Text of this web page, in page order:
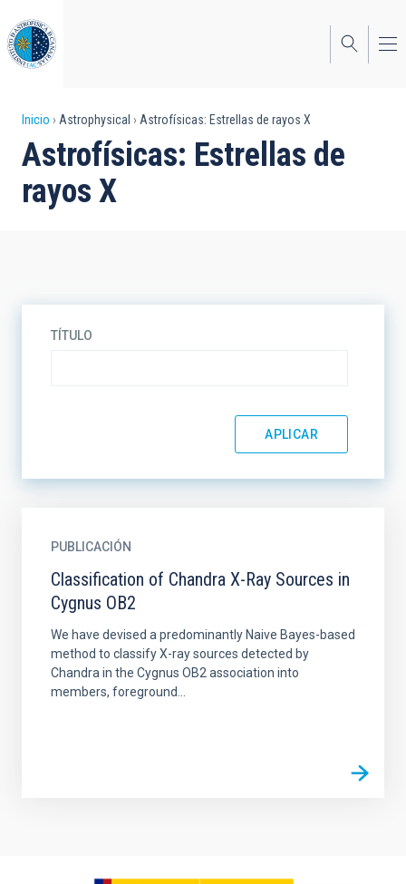
al
contenido
principal
Sobrescribir
enlaces
de
Inicio Astrophysical Astrofísicas: Estrellas de rayos X
Astrofísicas: Estrellas de
rayos X
TÍTULO
PUBLICACIÓN
Classification of Chandra X-Ray Sources in
Cygnus OB2
We have devised a predominantly Naive Bayes-based
method to classify X-ray sources detected by
Chandra in the Cygnus OB2 association into
members, foreground...